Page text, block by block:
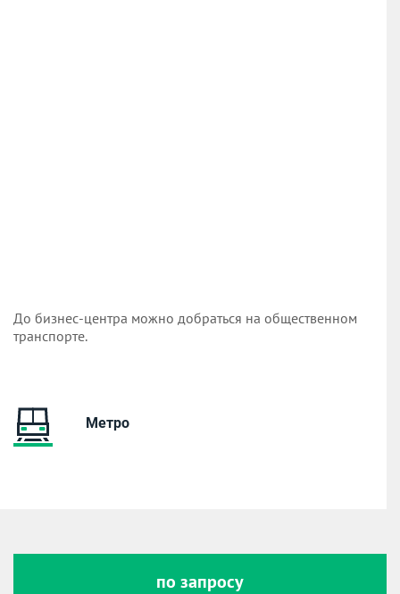
До бизнес-центра можно добраться на общественном
транспорте.
Метро
по запросу